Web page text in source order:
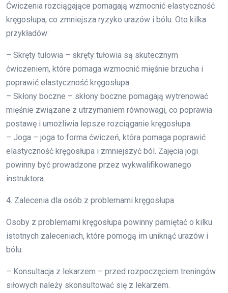
Ćwiczenia rozciągające pomagają wzmocnić elastyczność
kręgosłupa, co zmniejsza ryzyko urazów i bólu. Oto kilka
przykładów:
– Skręty tułowia – skręty tułowia są skutecznym
ćwiczeniem, które pomaga wzmocnić mięśnie brzucha i
poprawić elastyczność kręgosłupa.
– Skłony boczne – skłony boczne pomagają wytrenować
mięśnie związane z utrzymaniem równowagi, co poprawia
postawę i umożliwia lepsze rozciąganie kręgosłupa.
– Joga – joga to forma ćwiczeń, która pomaga poprawić
elastyczność kręgosłupa i zmniejszyć ból. Zajęcia jogi
powinny być prowadzone przez wykwalifikowanego
instruktora.
4. Zalecenia dla osób z problemami kręgosłupa
Osoby z problemami kręgosłupa powinny pamiętać o kilku
istotnych zaleceniach, które pomogą im uniknąć urazów i
bólu:
– Konsultacja z lekarzem – przed rozpoczęciem treningów
siłowych należy skonsultować się z lekarzem.